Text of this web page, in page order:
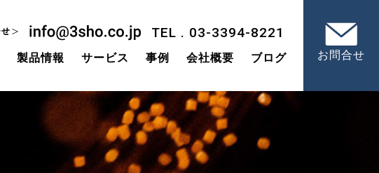
TEL . 03-3394-8221
製品情報 サービス 事例 会社概要 ブログ お問合せ